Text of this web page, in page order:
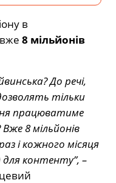
в
8 мільйонів
До речі,
тільки
працюватиме
8 мільйонів
і кожного місяця
контенту”, –